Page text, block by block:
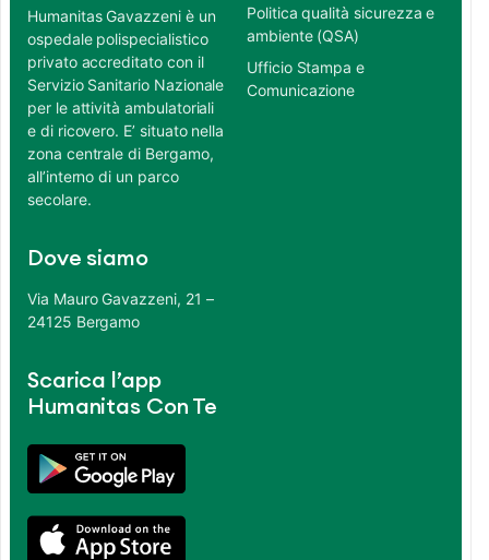
Humanitas Gavazzeni è un
ospedale polispecialistico
privato accreditato con il
Servizio Sanitario Nazionale
per le attività ambulatoriali
e di ricovero. E’ situato nella
zona centrale di Bergamo,
all’interno di un parco
secolare.
Dove siamo
Via Mauro Gavazzeni, 21 –
24125 Bergamo
Scarica l’app
Humanitas Con Te
Politica qualità sicurezza e
ambiente (QSA)
Ufficio Stampa e
Comunicazione